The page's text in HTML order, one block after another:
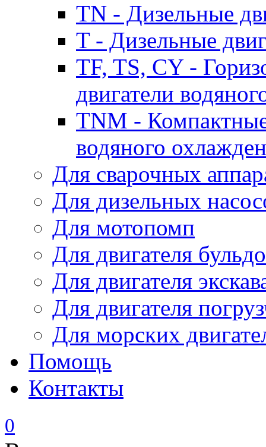
TN - Дизельные
T - Дизельные
TF, TS, CY -
двигатели
TNM -
водяного
Для сварочных
Для дизельных
Для мотопомп
Для двигателя
Для двигателя
Для двигателя
Для морских
Помощь
Контакты
0